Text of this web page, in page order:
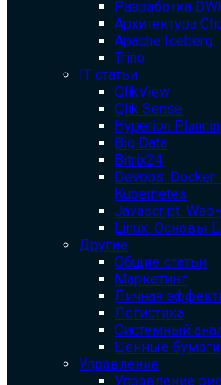
Разработка
Архитектура
Apache Iceberg
Trino
IT статьи
QlikView
Qlik Sense
Hyperion
Big Data
Bitrix24
Devops.
Kubernetes
Javascript.
Linux. Основы
Другие
Общие статьи
Маркетинг
Личная
Логистика
Системный
Ценные бумаги
Управление
Управление